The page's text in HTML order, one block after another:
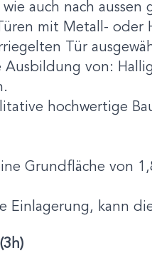
auch nach
mit Metall- oder
Tür
von:
hochwertige
Grundfläche von
Einlagerung, kann